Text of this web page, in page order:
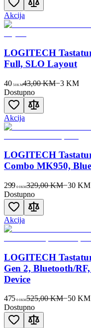
Akcija
LOGITECH
Full, SLO Layout
40 50KM43,00 KM−3KM
Dostupno
Akcija
LOGITECH
Combo MK950,
299 00KM329,00 KM−30 KM
Dostupno
Akcija
LOGITECH
Gen 2, Bluetooth/
Device
475 00KM525,00 KM−50 KM
Dostupno